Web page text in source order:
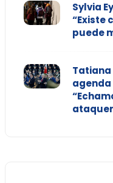
Sylvia
“Existe
puede
Tatiana
agenda